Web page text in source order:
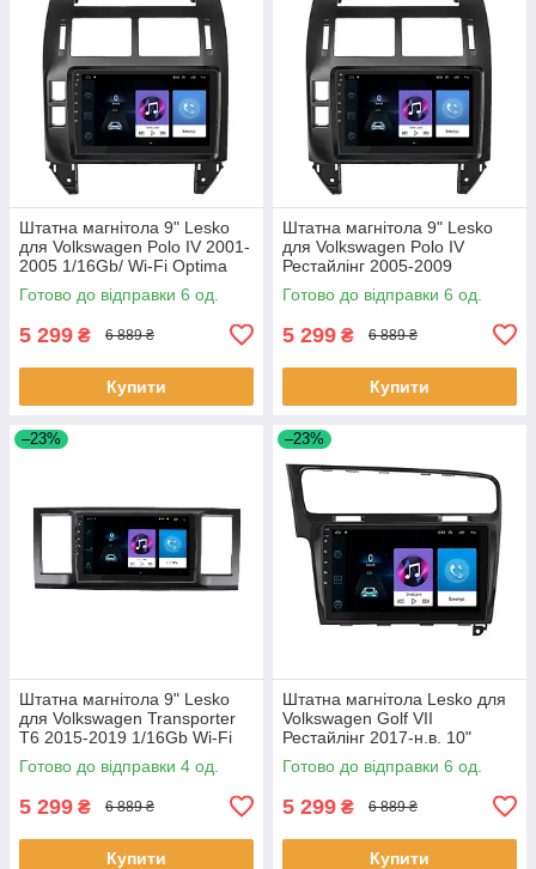
Штатна магнітола 9" Lesko
для Volkswagen Polo IV 2001-
2005 1/16Gb/ Wi-Fi Optima
Вольксваген 6 шт.
Готово до відправки 6 од.
5 299 ₴ 6 889 ₴
Купити
Штатна магнітола 9" Lesko
для Volkswagen Polo IV
Рестайлінг 2005-2009
1/16Gb/ Wi-Fi Optima
Вольксваген 6шт
Готово до відправки 6 од.
5 299 ₴ 6 889 ₴
Купити
–23%
Штатна магнітола 9" Lesko
для Volkswagen Transporter
T6 2015-2019 1/16Gb Wi-Fi
GPS Base Вольксваген 4 шт.
Готово до відправки 4 од.
5 299 ₴ 6 889 ₴
Купити
–23%
Штатна магнітола Lesko для
Volkswagen Golf VII
Рестайлінг 2017-н.в. 10"
1/16Gb Wi-Fi GPS Base 6шт
Готово до відправки 6 од.
5 299 ₴ 6 889 ₴
Купити